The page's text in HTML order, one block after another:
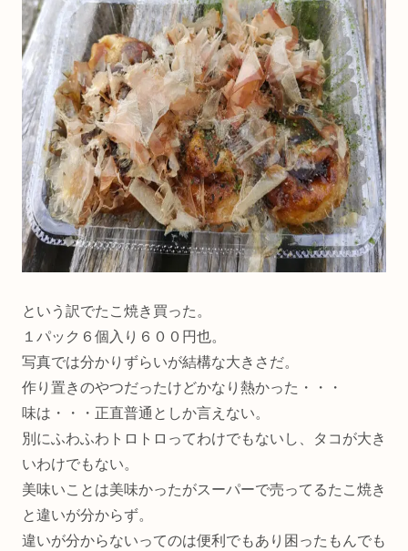
という訳でたこ焼き買った。
１パック６個入り６００円也。
写真では分かりずらいが結構な大きさだ。
作り置きのやつだったけどかなり熱かった・・・
味は・・・正直普通としか言えない。
別にふわふわトロトロってわけでもないし、タコが大き
いわけでもない。
美味いことは美味かったがスーパーで売ってるたこ焼き
と違いが分からず。
違いが分からないってのは便利でもあり困ったもんでも